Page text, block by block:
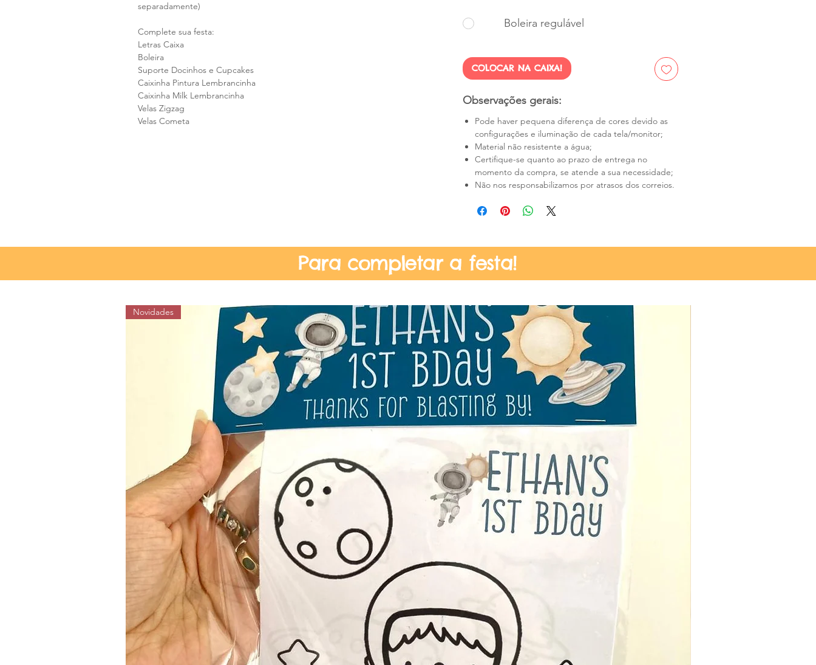
separadamente)
Complete sua festa:
Letras Caixa
Boleira
Suporte Docinhos e Cupcakes
Caixinha Pintura Lembrancinha
Caixinha Milk Lembrancinha
Velas Zigzag
Velas Cometa
Boleira regulável
COLOCAR NA CAIXA!
Observações gerais:
Pode haver pequena diferença de cores devido as
configurações e iluminação de cada tela/monitor;
Material não resistente a água;
Certifique-se quanto ao prazo de entrega no
momento da compra, se atende a sua necessidade;
Não nos responsabilizamos por atrasos dos correios.
Para completar a festa!
Novidades